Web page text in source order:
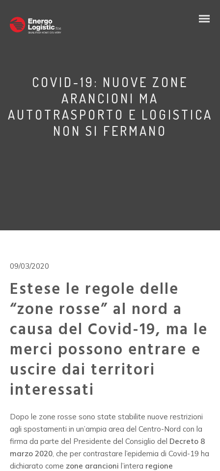
COVID-19: NUOVE ZONE
ARANCIONI MA
AUTOTRASPORTO E LOGISTICA
NON SI FERMANO
09/03/2020
Estese le regole delle
“zone rosse” al nord a
causa del Covid-19, ma le
merci possono entrare e
uscire dai territori
interessati
Dopo le zone rosse sono state stabilite nuove restrizioni
agli spostamenti in un’ampia area del Centro-Nord con la
firma da parte del Presidente del Consiglio del Decreto 8
marzo 2020, che per contrastare l’epidemia di Covid-19 ha
dichiarato come zone arancioni l’intera regione